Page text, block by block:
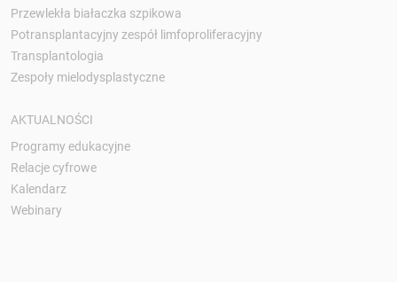
Przewlekła białaczka szpikowa
Potransplantacyjny zespół limfoproliferacyjny
Transplantologia
Zespoły mielodysplastyczne
AKTUALNOŚCI
Programy edukacyjne
Relacje cyfrowe
Kalendarz
Webinary